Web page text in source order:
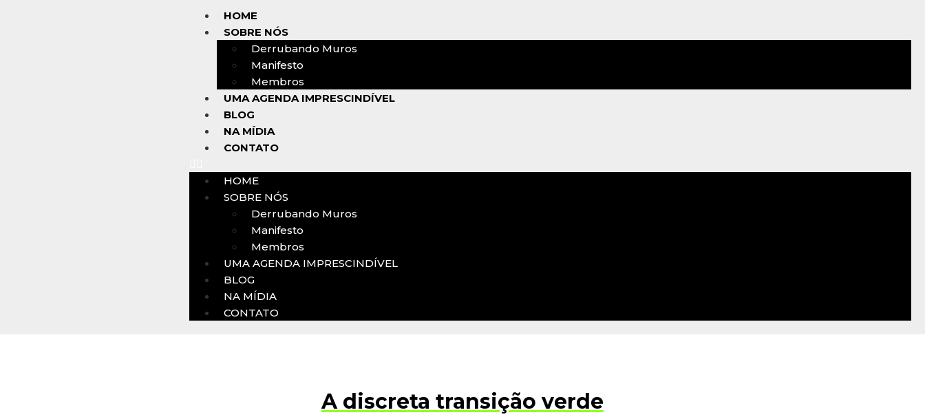
HOME
SOBRE NÓS
Derrubando Muros
Manifesto
Membros
UMA AGENDA IMPRESCINDÍVEL
BLOG
NA MÍDIA
CONTATO
HOME
SOBRE NÓS
Derrubando Muros
Manifesto
Membros
UMA AGENDA IMPRESCINDÍVEL
BLOG
NA MÍDIA
CONTATO
A discreta transição verde